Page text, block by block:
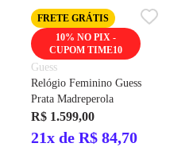
FRETE GRÁTIS
10% NO PIX -
CUPOM TIME10
Guess
Relógio Feminino Guess
Prata Madreperola
R$ 1.599,00
21x de R$ 84,70